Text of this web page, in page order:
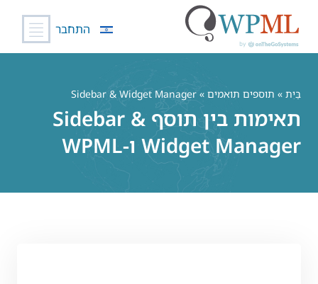
התחבר
בַּיִת » תוספים תואמים » Sidebar & Widget Manager
תאימות בין תוסף Sidebar &
Widget Manager ו-WPML